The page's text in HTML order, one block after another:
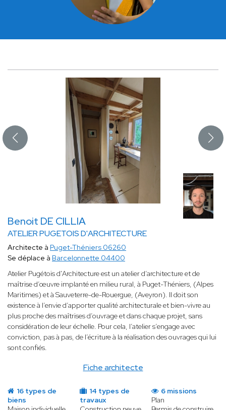
Benoit DE CILLIA
ATELIER PUGETOIS D'ARCHITECTURE
Fiche architecte
Architecte à Puget-Théniers 06260
Se déplace à Barcelonnette 04400
Atelier Pugétois d'Architecture est un atelier d’architecture et de
maîtrise d’œuvre implanté en milieu rural, à Puget-Théniers, (Alpes
Maritimes) et à Sauveterre-de-Rouergue, (Aveyron). Il doit son
existence à l’envie d’apporter qualité architecturale et bien-vivre au
plus proche des maîtrises d’ouvrage et dans chaque projet, sans
considération de leur échelle. Pour cela, l’atelier s’engage avec
conviction, pas à pas, de l’écriture à la réalisation des ouvrages qui lui
sont confiés.
16 types de
biens
14 types de
travaux
6 missions
Plan